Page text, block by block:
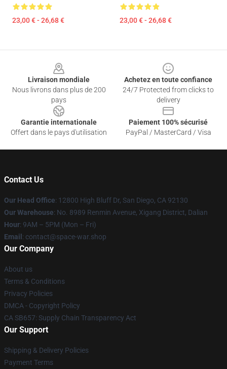
23,00 € - 26,68 € 23,00 € - 26,68 €
Livraison mondiale
Nous livrons dans plus de 200
pays
Achetez en toute confiance
24/7 Protected from clicks to
delivery
Garantie internationale
Offert dans le pays d'utilisation
Paiement 100% sécurisé
PayPal / MasterCard / Visa
Contact Us
Our Head Office: 12800 High Bluff Dr, San Diego, CA 92130
Our Warehouse: No. 8989 Renmin Avenue, Xigang District, Dalian
Hour: 9AM – 5PM (Mon – Fri)
Email : contact@space-war.shop
Our Company
About us
Terms & Conditions
Privacy Policies
DMCA - Copyright Policy
CA SB657: Supply Chain Transparency Act
Our Support
Shipping & Delivery Policies
Payment Terms